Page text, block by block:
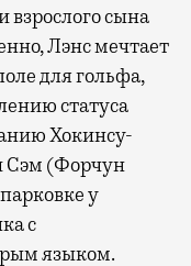
сына
Лэнс мечтает
для гольфа,
статуса
Хокинсу-
Сэм (Форчун
у
с
языком.